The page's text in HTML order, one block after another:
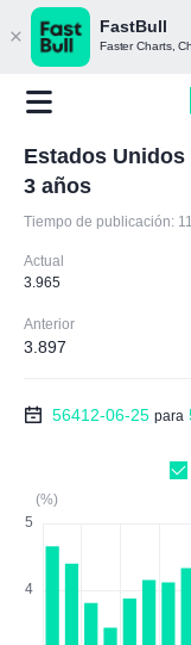
FastBull
Faster Charts,
Estados Unidos
3 años
Tiempo de publicación:
Actual
3.965
Anterior
3.897
56412-06-25 para
(%)